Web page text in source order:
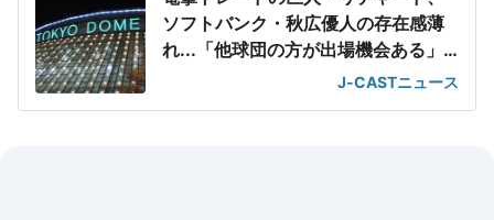
ソフトバンク・秋広優人の存在感薄
れ...「他球団の方が出場機会ある」
J-CASTニュース